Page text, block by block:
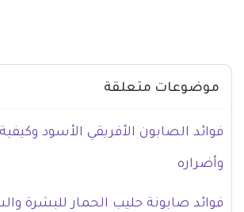
موضوعات متعلقة
فوائد الصابون الأفريقي الأسود
وأضراره
فوائد صابونة حليب الحمار للبشرة